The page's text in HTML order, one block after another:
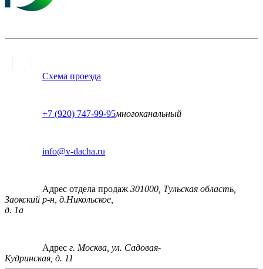
Схема проезда
+7 (920) 747-99-95многоканальный
info@v-dacha.ru
Адрес отдела продаж 301000, Тульская область,
Заокский р-н, д.Никольское,
д. 1а
Адрес г. Москва, ул. Садовая-
Кудринская, д. 11